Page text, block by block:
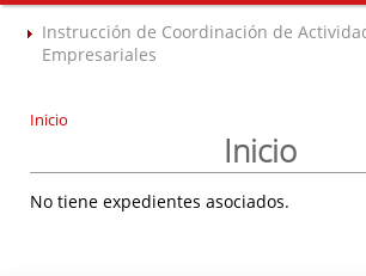
Instrucción de Coordinación de
Empresariales
Inicio
Inicio
No tiene expedientes asociados.